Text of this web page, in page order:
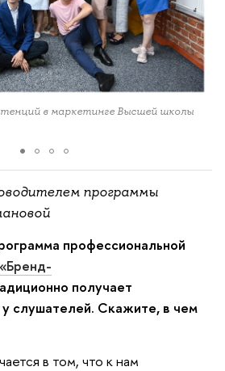
в маркетинге Высшей школы
программы
профессиональной
«Бренд-
получает
у слушателей. Скажите, в чем
в том, что к нам